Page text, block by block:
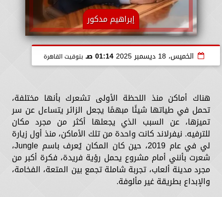
إبراهيم مدكور
الخميس، 18 ديسمبر 2025 01:14 صـ بتوقيت القاهرة
هناك أماكن منذ اللحظة الأولى تشعرك بأنها مختلفة،
تحمل في طياتها شيئًا مبهمًا يجعل الزائر يتساءل عن سر
تميزها، عن السبب الذي يجعلها أكثر من مجرد مكان
للترفيه. نيفرلاند كانت واحدة من تلك الأماكن، منذ أول زيارة
لي في عام 2019، حين كان المكان يُعرف باسم Jungle،
شعرت بأنني أمام مشروع يحمل رؤية فريدة، فكرة أكبر من
مجرد مدينة ألعاب، تجربة شاملة تجمع بين المتعة، الفخامة،
والإبداع بطريقة غير مألوفة.